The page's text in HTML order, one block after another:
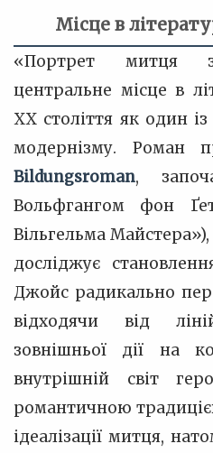
Місце в
«Портрет митця
центральне місце в
XX століття як один
модернізму. Роман
Bildungsroman,
Вольфгангом фон
Вільгельма Майстера»),
досліджує
Джойс радикально
відходячи від
зовнішньої дії на
внутрішній світ
романтичною
ідеалізації митця,